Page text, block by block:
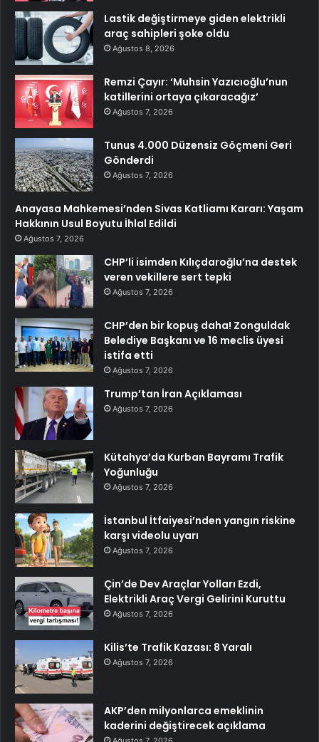
Lastik değiştirmeye giden elektrikli
araç sahipleri şoke oldu
Ağustos 8, 2026
Remzi Çayır: ‘Muhsin Yazıcıoğlu’nun
katillerini ortaya çıkaracağız’
Ağustos 7, 2026
Tunus 4.000 Düzensiz Göçmeni Geri
Gönderdi
Ağustos 7, 2026
Anayasa Mahkemesi’nden Sivas Katliamı Kararı: Yaşam
Hakkının Usul Boyutu İhlal Edildi
Ağustos 7, 2026
CHP’li isimden Kılıçdaroğlu’na destek
veren vekillere sert tepki
Ağustos 7, 2026
CHP’den bir kopuş daha! Zonguldak
Belediye Başkanı ve 16 meclis üyesi
istifa etti
Ağustos 7, 2026
Trump’tan İran Açıklaması
Ağustos 7, 2026
Kütahya’da Kurban Bayramı Trafik
Yoğunluğu
Ağustos 7, 2026
İstanbul İtfaiyesi’nden yangın riskine
karşı videolu uyarı
Ağustos 7, 2026
Çin’de Dev Araçlar Yolları Ezdi,
Elektrikli Araç Vergi Gelirini Kuruttu
Ağustos 7, 2026
Kilis’te Trafik Kazası: 8 Yaralı
Ağustos 7, 2026
AKP’den milyonlarca emeklinin
kaderini değiştirecek açıklama